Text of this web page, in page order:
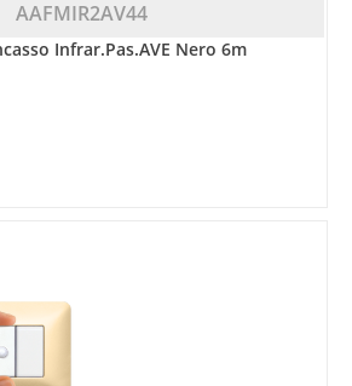
AAFMIR2AV44
Infrar.pas.AVE Nero 6m